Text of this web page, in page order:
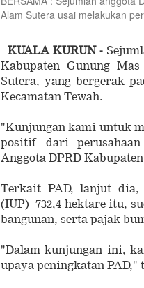
Alam Sutera usai melakukan
KUALA KURUN -
Kabupaten Gunung
Sutera, yang bergerak
Kecamatan Tewah.
"Kunjungan kami untuk
positif dari perusahaan
Anggota DPRD
Terkait PAD, lanjut dia,
(IUP) 732,4 hektare itu,
bangunan, serta pajak
"Dalam kunjungan ini,
upaya peningkatan